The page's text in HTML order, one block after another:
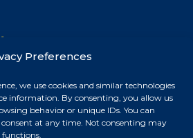
Preferences
we use cookies and similar technologies
information. By consenting, you allow us
behavior or unique IDs. You can
at any time. Not consenting may
functions.